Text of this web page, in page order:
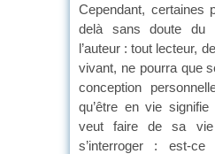
Cependant, certaines
delà sans doute du
l’auteur : tout lecteur,
vivant, ne pourra que
conception
qu’être en vie
veut faire de sa vie
s’interroger : est-